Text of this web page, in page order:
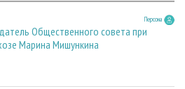
Персона
Общественного совета при
Марина Мишункина